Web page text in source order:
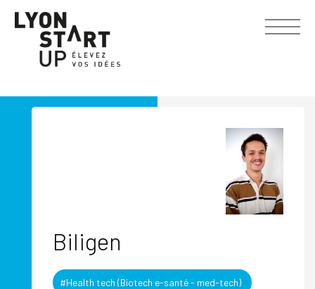
Biligen
#Health tech (Biotech e-santé - med-tech)